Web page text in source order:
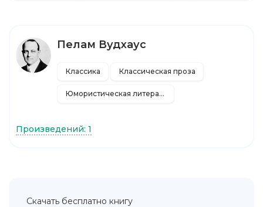
Пелам Вудхаус
Классика Классическая проза
Юмористическая литература
Произведений: 1
Скачать бесплатно книгу